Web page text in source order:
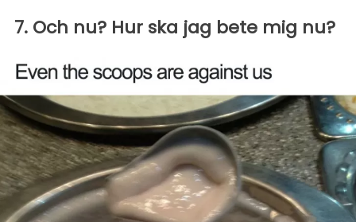
7. Och nu? Hur ska jag bete mig nu?